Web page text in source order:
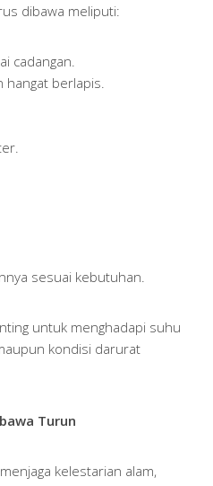
dibawa meliputi:
cadangan.
hangat berlapis.
sesuai kebutuhan.
untuk menghadapi suhu
kondisi darurat
Turun
kelestarian alam,